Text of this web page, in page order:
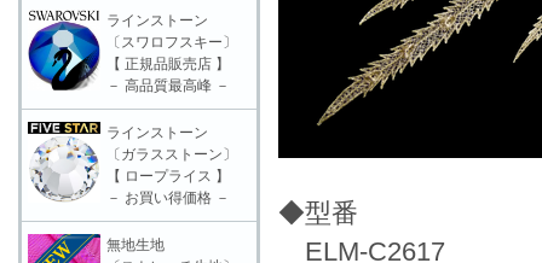
◆型番
ELM-C2617
ラインストーン
〔スワロフスキー〕
【 正規品販売店 】
－ 高品質最高峰 －
ラインストーン
〔ガラスストーン〕
【 ロープライス 】
－ お買い得価格 －
無地生地